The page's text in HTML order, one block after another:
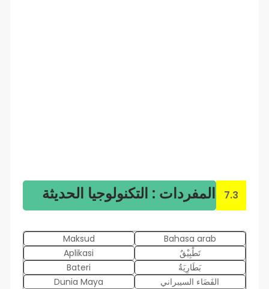
المفردات : التكنولوجيا الحديثة 7.3
Maksud
Bahasa arab
Aplikasi
تَطْبِيْقٌ
Bateri
بَطَارِيَةٌ
Dunia Maya
الفَضَاء السيبراني